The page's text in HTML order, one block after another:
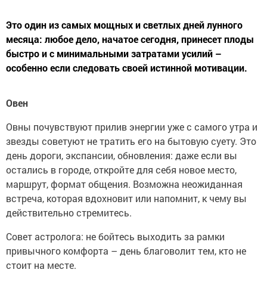
Это один из самых мощных и светлых дней лунного
месяца: любое дело, начатое сегодня, принесет плоды
быстро и с минимальными затратами усилий –
особенно если следовать своей истинной мотивации.
Овен
Овны почувствуют прилив энергии уже с самого утра и
звезды советуют не тратить его на бытовую суету. Это
день дороги, экспансии, обновления: даже если вы
остались в городе, откройте для себя новое место,
маршрут, формат общения. Возможна неожиданная
встреча, которая вдохновит или напомнит, к чему вы
действительно стремитесь.
Совет астролога: не бойтесь выходить за рамки
привычного комфорта – день благоволит тем, кто не
стоит на месте.